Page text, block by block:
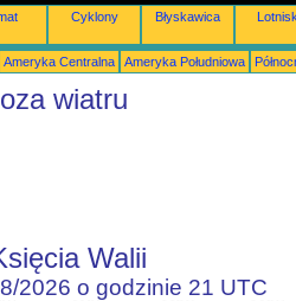
Cyklony Błyskawica
Ameryka Centralna Ameryka Południowa
wiatru
Walii
2026 o godzinie 21 UTC